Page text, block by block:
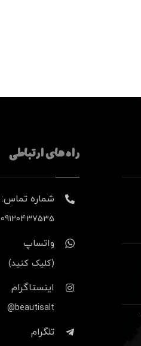
راه های ارتباطی
شماره تماس:
09120437535
واتساپ
(کلیک کنید)
اینستاگرام
beautisalt@
تلگرام